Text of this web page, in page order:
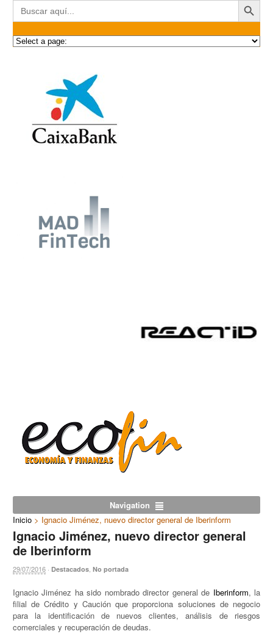
Buscar:
Navigation
Inicio > Ignacio Jiménez, nuevo director general de Iberinform
Ignacio Jiménez, nuevo director general
de Iberinform
29/07/2016 · Destacados,No portada
Ignacio Jiménez ha sido nombrado director general de Iberinform, la
filial de Crédito y Caución que proporciona soluciones de negocio
para la identificación de nuevos clientes, análisis de riesgos
comerciales y recuperación de deudas.